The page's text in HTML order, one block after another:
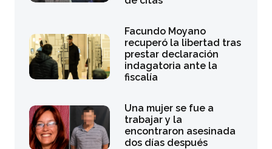
Facundo Moyano
recuperó la libertad tras
prestar declaración
indagatoria ante la
fiscalía
Una mujer se fue a
trabajar y la
encontraron asesinada
dos días después